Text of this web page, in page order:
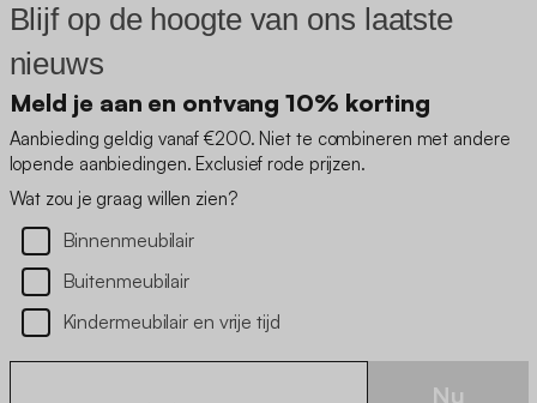
Blijf op de hoogte van ons laatste
nieuws
Meld je aan en ontvang 10% korting
Aanbieding geldig vanaf €200. Niet te combineren met andere
lopende aanbiedingen. Exclusief rode prijzen.
Wat zou je graag willen zien?
Binnenmeubilair
Buitenmeubilair
Kindermeubilair en vrije tijd
Nu